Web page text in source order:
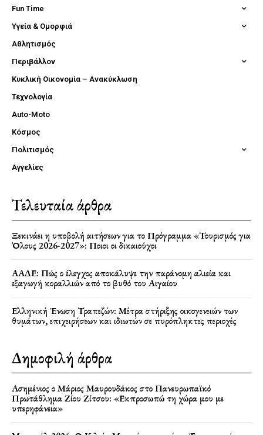
Fun Time
Υγεία & Ομορφιά
Αθλητισμός
Περιβάλλον
Κυκλική Οικονομία – Ανακύκλωση
Τεχνολογία
Auto-Moto
Κόσμος
Πολιτισμός
Αγγελίες
Τελευταία άρθρα
Ξεκινάει η υποβολή αιτήσεων για το Πρόγραμμα «Τουρισμός για
Όλους 2026-2027»: Ποιοι οι δικαιούχοι
ΑΑΔΕ: Πώς ο έλεγχος αποκάλυψε την παράνομη αλιεία και
εξαγωγή κοραλλιών από το βυθό του Αιγαίου
Ελληνική Ένωση Τραπεζών: Μέτρα στήριξης οικογενειών των
θυμάτων, επιχειρήσεων και ιδιωτών σε πυρόπληκτες περιοχές
Δημοφιλή άρθρα
Ασημένιος ο Μάριος Μαυρουδάκος στο Πανευρωπαϊκό
Πρωτάθλημα Ζίου Ζίτσου: «Εκπροσωπώ τη χώρα μου με
υπερηφάνεια»